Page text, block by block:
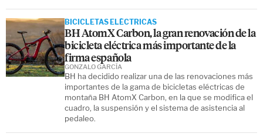
BICICLETAS ELÉCTRICAS
BH AtomX Carbon, la gran renovación de la
bicicleta eléctrica más importante de la
firma española
BH ha decidido realizar una de las renovaciones más
importantes de la gama de bicicletas eléctricas de
montaña BH AtomX Carbon, en la que se modifica el
cuadro, la suspensión y el sistema de asistencia al
pedaleo.
GONZALO GARCÍA